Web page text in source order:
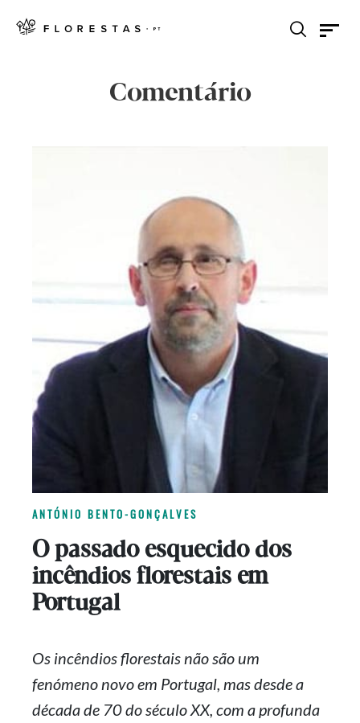
Comentário
ANTÓNIO BENTO-GONÇALVES
O passado esquecido dos
incêndios florestais em
Portugal
Os incêndios florestais não são um
fenómeno novo em Portugal, mas desde a
década de 70 do século XX, com a profunda